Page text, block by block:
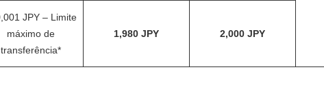
JPY – Limite
máximo de
transferência*
1,980 JPY 2,000 JPY